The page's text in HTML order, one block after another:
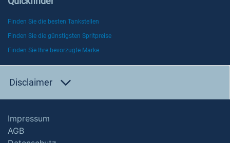
Finden Sie die besten Tankstellen
Finden Sie die günstigsten Spritpreise
Finden Sie Ihre bevorzugte Marke
Disclaimer
Impressum
AGB